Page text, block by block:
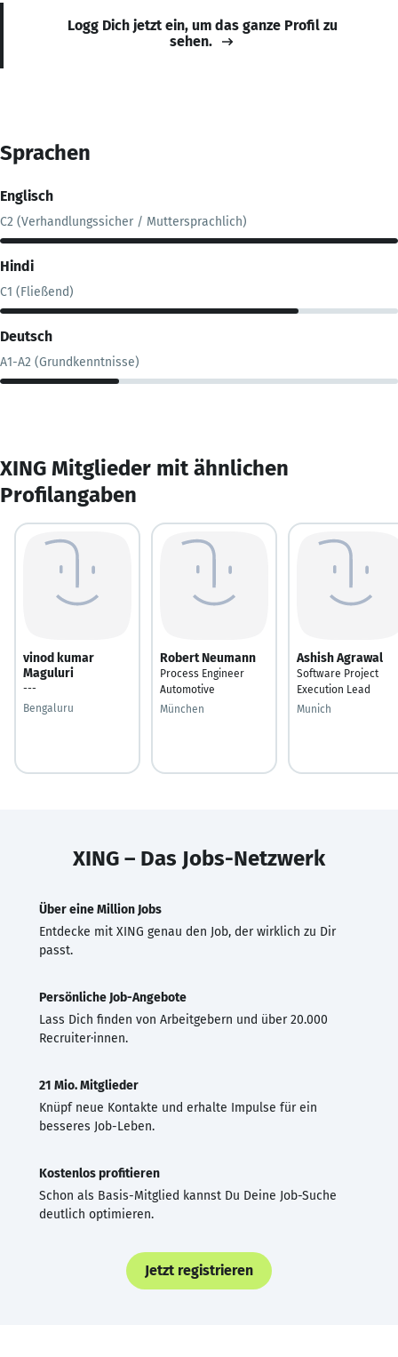
Logg Dich jetzt ein, um das ganze Profil zu
sehen.
Sprachen
Englisch
C2 (Verhandlungssicher / Muttersprachlich)
Hindi
C1 (Fließend)
Deutsch
A1-A2 (Grundkenntnisse)
XING Mitglieder mit ähnlichen
Profilangaben
vinod kumar
Maguluri
---
Bengaluru
Robert Neumann
Process Engineer
Automotive
München
Ashish Agrawal
Software Project
Execution Lead
Munich
XING – Das Jobs-Netzwerk
Über eine Million Jobs
Entdecke mit XING genau den Job, der wirklich zu Dir
passt.
Persönliche Job-Angebote
Lass Dich finden von Arbeitgebern und über 20.000
Recruiter·innen.
21 Mio. Mitglieder
Knüpf neue Kontakte und erhalte Impulse für ein
besseres Job-Leben.
Kostenlos profitieren
Schon als Basis-Mitglied kannst Du Deine Job-Suche
deutlich optimieren.
Jetzt registrieren